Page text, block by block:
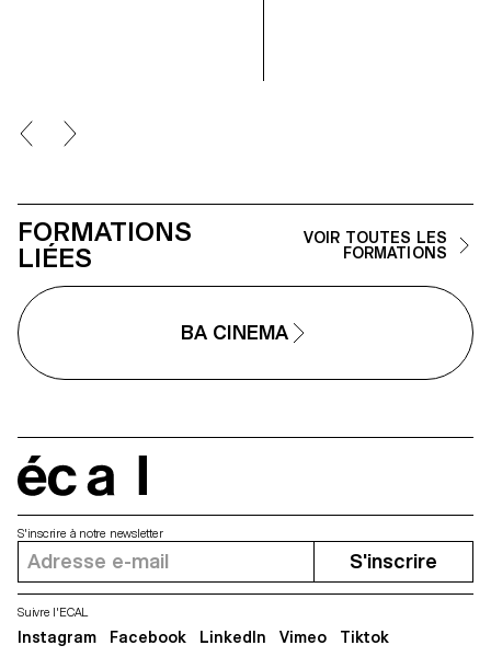
FORMATIONS
LIÉES
VOIR TOUTES LES
FORMATIONS
BA CINEMA
S'inscrire à notre newsletter
S'inscrire
Suivre l'ECAL
Instagram Facebook LinkedIn Vimeo Tiktok